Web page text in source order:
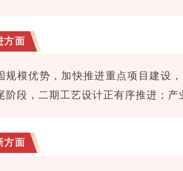
方面
规模优势，加快推进重点项目建设
阶段，二期工艺设计正有序推进；
方面